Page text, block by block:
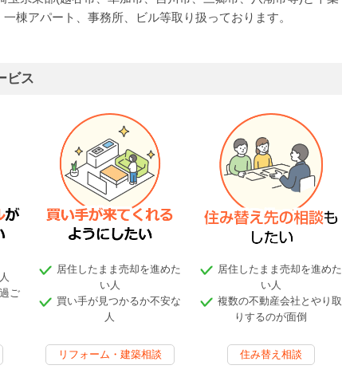
棟アパート、事務所、ビル等取り扱っております。
ビス
ご
居住したまま売却を進めた
い人
買い手が見つかるか不安な
人
居住したまま売却を進めた
い人
複数の不動産会社とやり取
りするのが面倒
リフォーム・建築相談 住み替え相談